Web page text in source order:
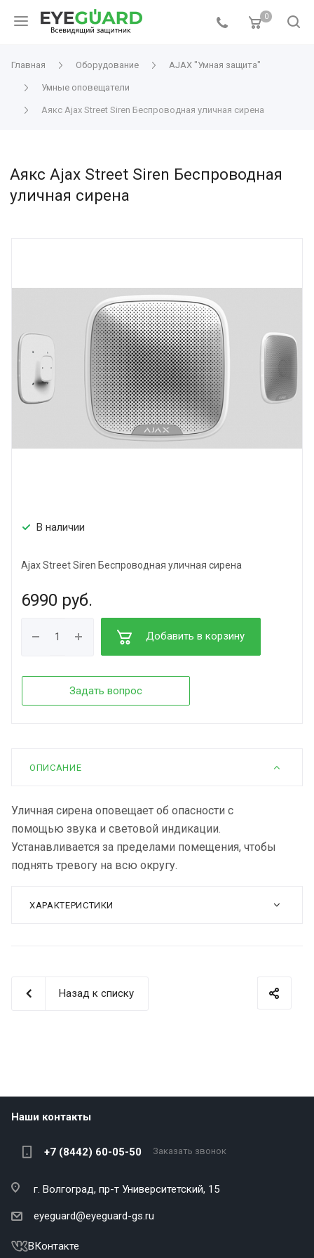
0
Главная Оборудование AJAX "Умная защита"
Умные оповещатели
Аякс Ajax Street Siren Беспроводная уличная сирена
Аякс Ajax Street Siren Беспроводная
уличная сирена
В наличии
Ajax Street Siren Беспроводная уличная сирена
6990 руб.
Добавить в корзину
Задать вопрос
ОПИСАНИЕ
Уличная сирена оповещает об опасности с
помощью звука и световой индикации.
Устанавливается за пределами помещения, чтобы
поднять тревогу на всю округу.
ХАРАКТЕРИСТИКИ
Назад к списку
Наши контакты
+7 (8442) 60-05-50 Заказать звонок
г. Волгоград, пр-т Университетский, 15
eyeguard@eyeguard-gs.ru
ВКонтакте